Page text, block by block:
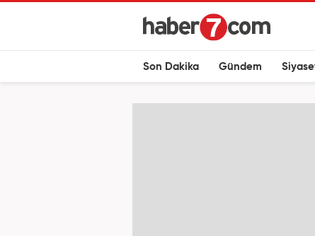
Son Dakika Gündem